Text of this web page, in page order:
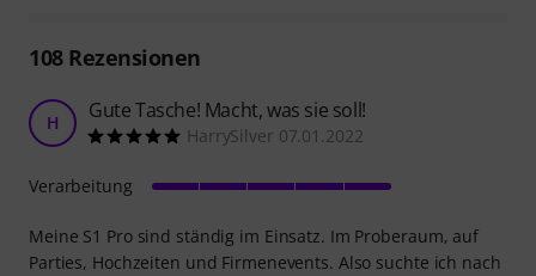
108Rezensionen
H Gute Tasche! Macht, was sie soll!
HarrySilver 07.01.2022
Meine S1 Pro sind ständig im Einsatz. Im Proberaum, auf
Parties, Hochzeiten und Firmenevents. Also suchte ich nach
Verarbeitung